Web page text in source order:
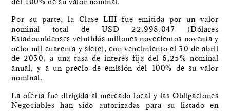
Por su parte, la Clase LIII fue emitida por un valor
nominal total de USD 22.998.047 (Dólares
Estadounidenses veintidós millones novecientos noventa y
ocho mil cuarenta y siete), con vencimiento el 30 de abril
de 2030, a una tasa de interés fija del 6,25% nominal
anual, y a un precio de emisión del 100% de su valor
nominal.
La oferta fue dirigida al mercado local y las Obligaciones
Negociables han sido autorizadas para su listado en